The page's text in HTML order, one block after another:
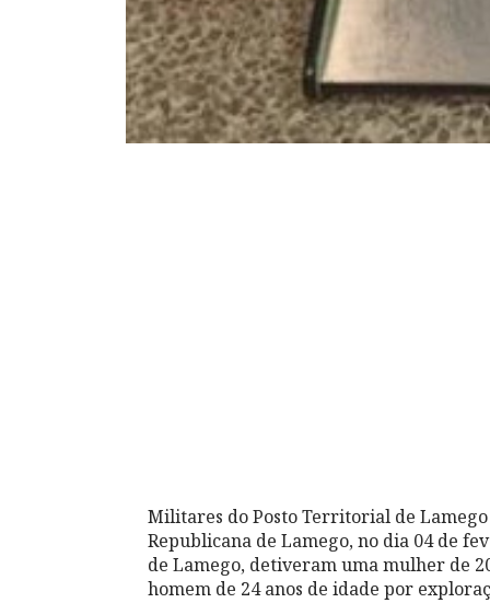
Militares do Posto Territorial de
Republicana de Lamego, no dia 04 de
de Lamego, detiveram uma mulher de
homem de 24 anos de idade por